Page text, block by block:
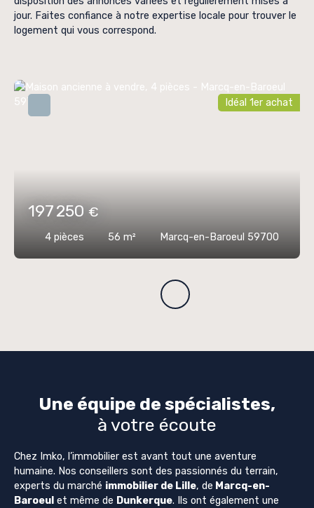
jour. Faites confiance à notre expertise locale pour trouver le
logement qui vous correspond.
197 250€
4 pièces 56 m² Marcq-en-Baroeul 59700
Idéal 1er achat
Une équipe de spécialistes,
à votre écoute
Chez Imko, l’immobilier est avant tout une aventure
humaine. Nos conseillers sont des passionnés du terrain,
experts du marché immobilier de Lille, de Marcq-en-
Baroeul et même de Dunkerque. Ils ont également une